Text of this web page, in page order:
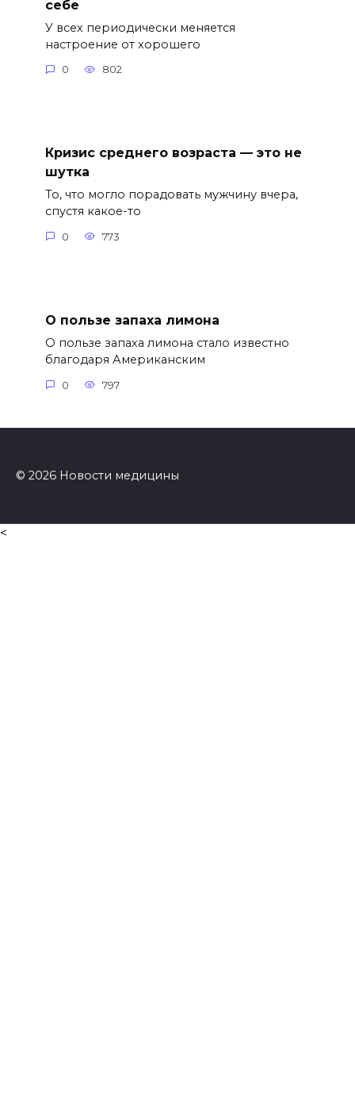
себе
У всех периодически меняется
настроение от хорошего
0 802
Кризис среднего возраста — это не
шутка
То, что могло порадовать мужчину вчера,
спустя какое-то
0 773
О пользе запаха лимона
О пользе запаха лимона стало известно
благодаря Американским
0 797
© 2026 Новости медицины
<